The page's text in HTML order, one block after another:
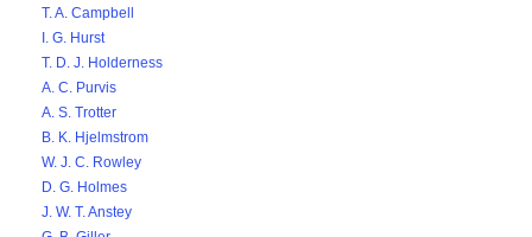
T. A. Campbell
I. G. Hurst
T. D. J. Holderness
A. C. Purvis
A. S. Trotter
B. K. Hjelmstrom
W. J. C. Rowley
D. G. Holmes
J. W. T. Anstey